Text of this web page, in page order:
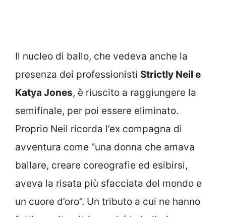
Il nucleo di ballo, che vedeva anche la
presenza dei professionisti Strictly Neil e
Katya Jones, è riuscito a raggiungere la
semifinale, per poi essere eliminato.
Proprio Neil ricorda l’ex compagna di
avventura come “una donna che amava
ballare, creare coreografie ed esibirsi,
aveva la risata più sfacciata del mondo e
un cuore d’oro”. Un tributo a cui ne hanno